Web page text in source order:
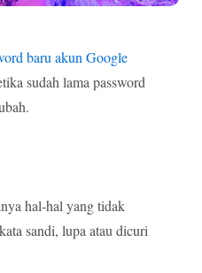
baru akun Google
sudah lama password
hal-hal yang tidak
sandi, lupa atau dicuri